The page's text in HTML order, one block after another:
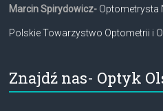
Marcin Spirydowicz- Optometrysta
Polskie Towarzystwo Optometrii i
Znajdź nas- Optyk